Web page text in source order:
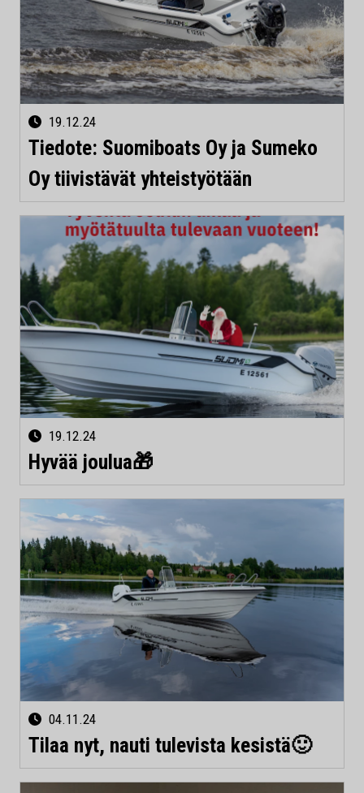
19.12.24
Tiedote: Suomiboats Oy ja Sumeko
Oy tiivistävät yhteistyötään
19.12.24
Hyvää joulua🎁
04.11.24
Tilaa nyt, nauti tulevista kesistä🙂